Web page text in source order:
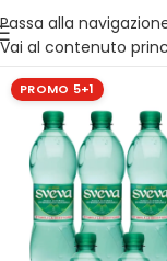
Passa alla
Vai al contenuto
Vuoi
PROMO 5+1